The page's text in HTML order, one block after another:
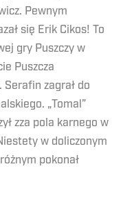
Pewnym
się Erik Cikos! To
gry Puszczy w
Puszcza
zagrał do
„Tomal”
zza pola karnego w
w doliczonym
pokonał